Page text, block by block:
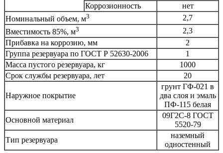
Коррозионность
нет
Номинальный объем, м3
2,7
Вместимость 85%, м3
2,3
Прибавка на коррозию, мм
2
Группа резервуара по ГОСТ Р 52630-2006
1
Масса пустого резервуара, кг
1000
Срок службы резервуара, лет
20
Наружное покрытие
грунт ГФ-021 в
два слоя и эмаль
ПФ-115 белая
Основной материал
09Г2С-8 ГОСТ
5520-79
Тип резервуара
наземный
одностенный